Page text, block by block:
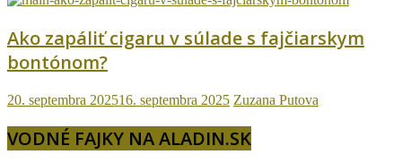
Ako zapáliť cigaru v súlade s fajčiarskym
bontónom?
20. septembra 202516. septembra 2025 Zuzana Putova
VODNÉ FAJKY NA ALADIN.SK